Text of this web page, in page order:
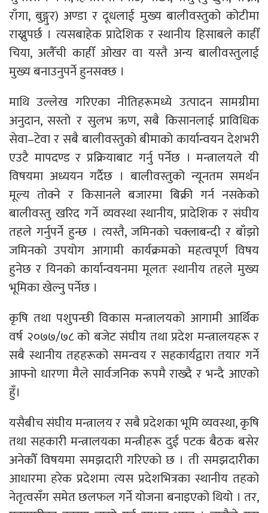
राँगा, बुङ्गुर) अण्डा र दूधलाई मुख्य बालीवस्तुको कोटीमा
राख्नुपर्छ । त्यसबाहेक प्रादेशिक र स्थानीय हिसाबले काहीँ
चिया, अलैँची काहीँ ओखर वा यस्तै अन्य बालीवस्तुलाई
मुख्य बनाउनुपर्ने हुनसक्छ ।
माथि उल्लेख गरिएका नीतिहरूमध्ये उत्पादन सामग्रीमा
अनुदान, सस्तो र सुलभ ऋण, सबै किसानलाई प्राविधिक
सेवा–टेवा र सबै बालीवस्तुको बीमाको कार्यान्वयन देशभरी
एउटै मापदण्ड र प्रक्रियाबाट गर्नु पर्नेछ । मन्त्रालयले यी
विषयमा अध्ययन गर्दैछ । बालीवस्तुको न्यूनतम समर्थन
मूल्य तोक्ने र किसानले बजारमा बिक्री गर्न नसकेको
बालीवस्तु खरिद गर्ने व्यवस्था स्थानीय, प्रादेशिक र संघीय
तहले गर्नुपर्ने हुन्छ । त्यस्तै, जमिनको चक्लाबन्दी र बाँझो
जमिनको उपयोग आगामी कार्यक्रमको महत्वपूर्ण विषय
हुनेछ र यिनको कार्यान्वयनमा मूलतः स्थानीय तहले मुख्य
भूमिका खेल्नु पर्नेछ ।
कृषि तथा पशुपन्छी विकास मन्त्रालयको आगामी आर्थिक
वर्ष २०७७/७८ को बजेट संघीय तथा प्रदेश मन्त्रालयहरू र
सबै स्थानीय तहहरूको समन्वय र सहकार्यद्वारा तयार गर्ने
आफ्नो धारणा मैले सार्वजनिक रूपमै राख्दै र भन्दै आएको
हुँ।
यसैबीच संघीय मन्त्रालय र सबै प्रदेशका भूमि व्यवस्था, कृषि
तथा सहकारी मन्त्रालयका मन्त्रीहरू दुई पटक बैठक बसेर
अनेकौँ विषयमा समझदारी गरिएको छ । ती समझदारीका
आधारमा हरेक प्रदेशमा त्यस प्रदेशभित्रका स्थानीय तहको
नेतृत्वसँग समेत छलफल गर्ने योजना बनाइएको थियो । तर,